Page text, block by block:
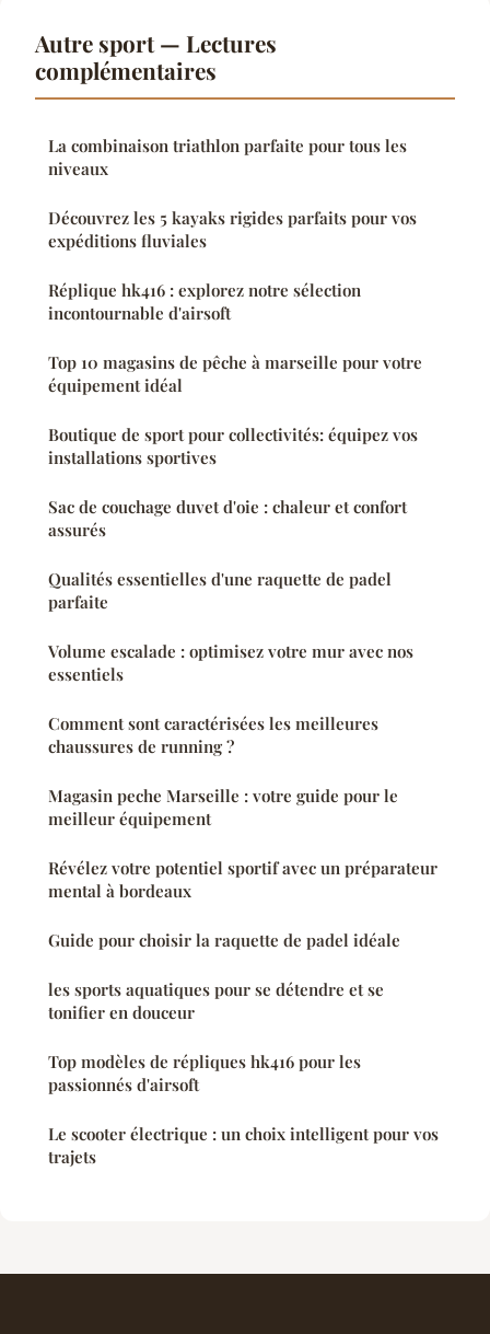
Autre sport — Lectures
complémentaires
La combinaison triathlon parfaite pour tous les
niveaux
Découvrez les 5 kayaks rigides parfaits pour vos
expéditions fluviales
Réplique hk416 : explorez notre sélection
incontournable d'airsoft
Top 10 magasins de pêche à marseille pour votre
équipement idéal
Boutique de sport pour collectivités: équipez vos
installations sportives
Sac de couchage duvet d'oie : chaleur et confort
assurés
Qualités essentielles d'une raquette de padel
parfaite
Volume escalade : optimisez votre mur avec nos
essentiels
Comment sont caractérisées les meilleures
chaussures de running ?
Magasin peche Marseille : votre guide pour le
meilleur équipement
Révélez votre potentiel sportif avec un préparateur
mental à bordeaux
Guide pour choisir la raquette de padel idéale
les sports aquatiques pour se détendre et se
tonifier en douceur
Top modèles de répliques hk416 pour les
passionnés d'airsoft
Le scooter électrique : un choix intelligent pour vos
trajets